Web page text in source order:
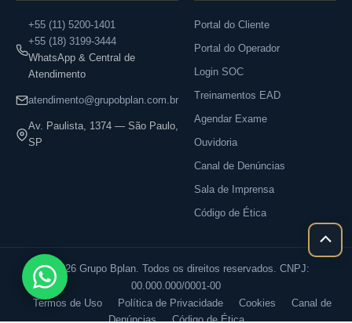
+55 (11) 5200-1401
+55 (18) 3199-3444
WhatsApp & Central de
Atendimento
atendimento@grupobplan.com.br
Av. Paulista, 1374 — São Paulo,
SP
Portal do Cliente
Portal do Operador
Login SOC
Treinamentos EAD
Agendar Exame
Ouvidoria
Canal de Denúncias
Sala de Imprensa
Código de Ética
© 2026 Grupo Bplan. Todos os direitos reservados. CNPJ:
00.000.000/0001-00
Termos de Uso
Política de Privacidade Cookies
Canal de
Denúncias
Código de Ética
Rolar
para